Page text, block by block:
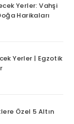
Yerler: Vahşi
Harikaları
Yerler | Egzotik
Özel 5 Altın